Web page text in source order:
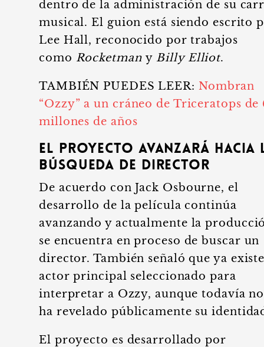
dentro de la administración de su
musical. El guion está siendo escrito
Lee Hall, reconocido por trabajos
como RocketmanyBilly Elliot.
TAMBIÉN PUEDES LEER: Nombran
“Ozzy” a un cráneo de Triceratops de
millones de años
El proyecto avanzará hacia
búsqueda de director
De acuerdo con Jack Osbourne, el
desarrollo de la película continúa
avanzando y actualmente la
se encuentra en proceso de buscar un
director. También señaló que ya
actor principal seleccionado para
interpretar a Ozzy, aunque todavía
ha revelado públicamente su
El proyecto es desarrollado por